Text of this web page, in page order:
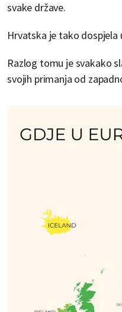
svake države.
Hrvatska je tako dospjela
Razlog tomu je svakako
svojih primanja od